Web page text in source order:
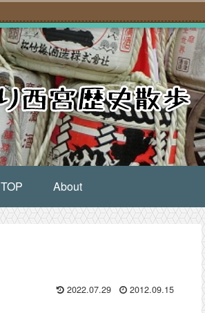
TOP About
2022.07.29 2012.09.15